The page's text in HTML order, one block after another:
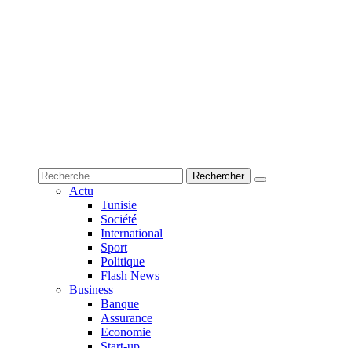
Actu
Tunisie
Société
International
Sport
Politique
Flash News
Business
Banque
Assurance
Economie